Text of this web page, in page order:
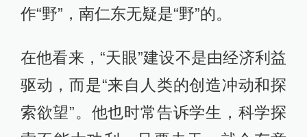
作“野”，南仁东无疑是“野”的。
在他看来，“天眼”建设不是由经济利益
驱动，而是“来自人类的创造冲动和探
索欲望”。他也时常告诉学生，科学探